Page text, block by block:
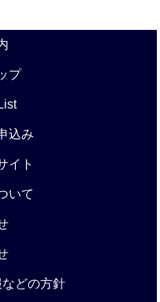
プ
込み
イト
いて
どの方針